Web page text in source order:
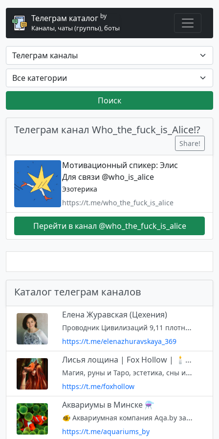
Телеграм каталог by
Каналы, чаты (группы), боты
Поиск
Телеграм канал Who_the_fuck_is_Alice!?
Share!
Мотивационный спикер: Элис
Для связи @who_is_alice
Эзотерика
https://t.me/who_the_fuck_is_alice
Перейти в канал @who_the_fuck_is_alice
Каталог телеграм каналов
Елена Журавская (Цехения)
Проводник Цивилизаций 9,11 плотностей, Учительской системы. Провожу индивидуальные и групповые сессии. ✔️Запись на консультацию @elenazhuravskaya369
https://t.me/elenazhuravskaya_369
Лисья лощина | Fox Hollow | 🕯🔮🪞
Магия, руны и Таро, эстетика, сны и символы, музыка и мемы 💫 За раскладом писать @weirdfoxanny
https://t.me/foxhollow
Аквариумы в Минске ⚗️
🐠 Аквариумная компания Aqa.by занимается изготовлением аквариумов, пузырьковых панелей, водопадов по индивидуальным размерам заказчика, от проектирования, изготовления до монтажа и дизайнерского оформления.
https://t.me/aquariums_by